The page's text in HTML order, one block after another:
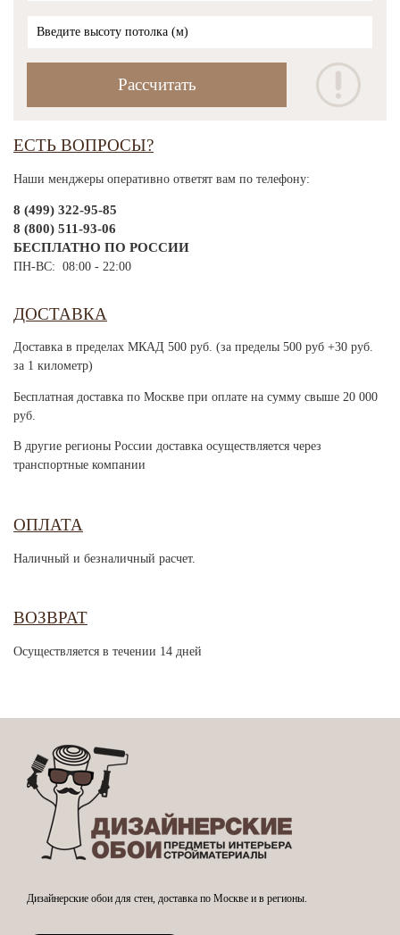
ЕСТЬ ВОПРОСЫ?
Наши менджеры оперативно ответят вам по телефону:
8 (499) 322-95-85
8 (800) 511-93-06
БЕСПЛАТНО ПО РОССИИ
ПН-ВС: 08:00 - 22:00
ДОСТАВКА
Доставка в пределах МКАД 500 руб. (за пределы 500 руб +30 руб.
за 1 километр)
Бесплатная доставка по Москве при оплате на сумму свыше 20 000
руб.
В другие регионы России доставка осуществляется через
транспортные компании
ОПЛАТА
Наличный и безналичный расчет.
ВОЗВРАТ
Осуществляется в течении 14 дней
Дизайнерские обои для стен, доставка по Москве и в регионы.